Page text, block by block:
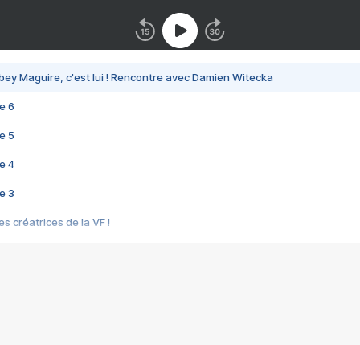
Maguire, c'est lui ! Rencontre avec Damien Witecka
6
5
4
3
créatrices de la VF !